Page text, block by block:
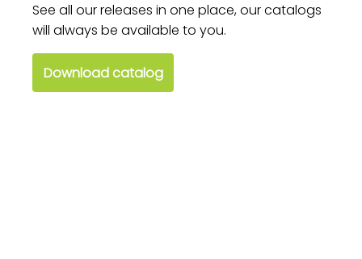
See all our releases in one place, our catalogs
will always be available to you.
Download catalog